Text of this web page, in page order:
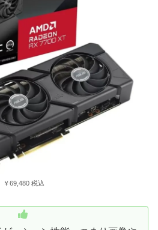
￥69,480 税込